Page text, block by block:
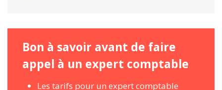
Bon à savoir avant de faire
appel à un expert comptable
Les tarifs pour un expert comptable